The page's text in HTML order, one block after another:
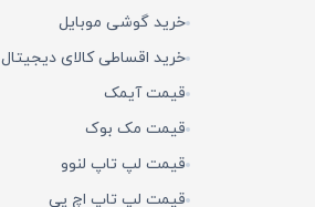
خرید گوشی موبایل
خرید اقساطی کالای دیجیتال
قیمت آیمک
قیمت مک بوک
قیمت لپ تاپ لنوو
قیمت لپ تاپ اچ پی